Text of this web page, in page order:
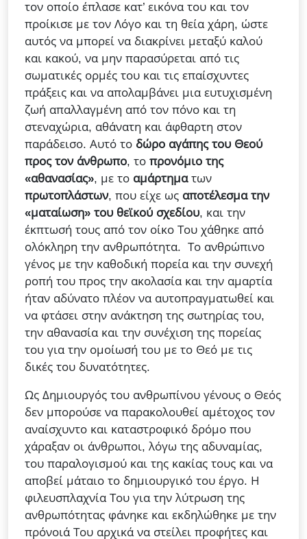
τον οποίο έπλασε κατ’ εικόνα του και τον
προίκισε με τον Λόγο και τη θεία χάρη, ώστε
αυτός να μπορεί να διακρίνει μεταξύ καλού
και κακού, να μην παρασύρεται από τις
σωματικές ορμές του και τις επαίσχυντες
πράξεις και να απολαμβάνει μια ευτυχισμένη
ζωή απαλλαγμένη από τον πόνο και τη
στεναχώρια, αθάνατη και άφθαρτη στον
παράδεισο. Αυτό το δώρο αγάπης του Θεού
προς τον άνθρωπο, το προνόμιο της
«αθανασίας», με το αμάρτημα των
πρωτοπλάστων, που είχε ως αποτέλεσμα την
«ματαίωση» του θεϊκού σχεδίου, και την
έκπτωσή τους από τον οίκο Του χάθηκε από
ολόκληρη την ανθρωπότητα. Το ανθρώπινο
γένος με την καθοδική πορεία και την συνεχή
ροπή του προς την ακολασία και την αμαρτία
ήταν αδύνατο πλέον να αυτοπραγματωθεί και
να φτάσει στην ανάκτηση της σωτηρίας του,
την αθανασία και την συνέχιση της πορείας
του για την ομοίωσή του με το Θεό με τις
δικές του δυνατότητες.
Ως Δημιουργός του ανθρωπίνου γένους ο Θεός
δεν μπορούσε να παρακολουθεί αμέτοχος τον
αναίσχυντο και καταστροφικό δρόμο που
χάραξαν οι άνθρωποι, λόγω της αδυναμίας,
του παραλογισμού και της κακίας τους και να
αποβεί μάταιο το δημιουργικό του έργο. Η
φιλευσπλαχνία Του για την λύτρωση της
ανθρωπότητας φάνηκε και εκδηλώθηκε με την
πρόνοιά Του αρχικά να στείλει προφήτες και